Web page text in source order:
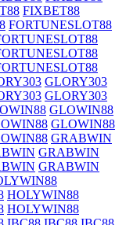
FIXBET88
FORTUNESLOT88
GLORY303
GLORY303
GLOWIN88
GLOWIN88
GRABWIN
GRABWIN
GRABWIN
HOLYWIN88
HOLYWIN88